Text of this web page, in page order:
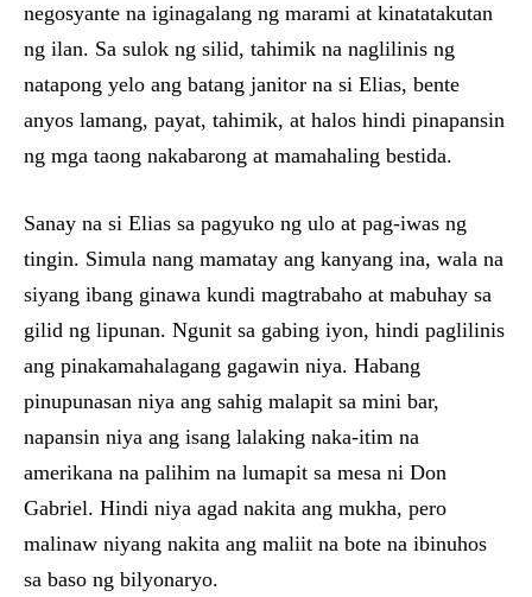
negosyante na iginagalang ng marami at kinatatakutan
ng ilan. Sa sulok ng silid, tahimik na naglilinis ng
natapong yelo ang batang janitor na si Elias, bente
anyos lamang, payat, tahimik, at halos hindi pinapansin
ng mga taong nakabarong at mamahaling bestida.
Sanay na si Elias sa pagyuko ng ulo at pag-iwas ng
tingin. Simula nang mamatay ang kanyang ina, wala na
siyang ibang ginawa kundi magtrabaho at mabuhay sa
gilid ng lipunan. Ngunit sa gabing iyon, hindi paglilinis
ang pinakamahalagang gagawin niya. Habang
pinupunasan niya ang sahig malapit sa mini bar,
napansin niya ang isang lalaking naka-itim na
amerikana na palihim na lumapit sa mesa ni Don
Gabriel. Hindi niya agad nakita ang mukha, pero
malinaw niyang nakita ang maliit na bote na ibinuhos
sa baso ng bilyonaryo.